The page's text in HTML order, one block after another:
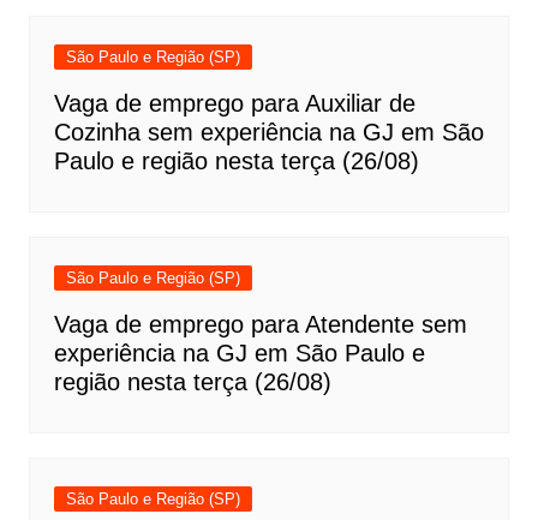
São Paulo e Região (SP)
Vaga de emprego para Auxiliar de
Cozinha sem experiência na GJ em São
Paulo e região nesta terça (26/08)
São Paulo e Região (SP)
Vaga de emprego para Atendente sem
experiência na GJ em São Paulo e
região nesta terça (26/08)
São Paulo e Região (SP)